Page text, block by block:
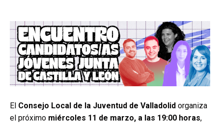
El Consejo Local de la Juventud de Valladolid organiza
el próximo miércoles 11 de marzo, a las 19:00 horas,